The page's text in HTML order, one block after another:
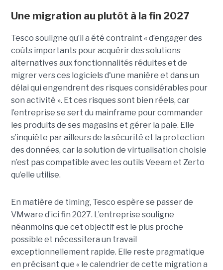
Une migration au plutôt à la fin 2027
Tesco souligne qu’il a été contraint « d’engager des
coûts importants pour acquérir des solutions
alternatives aux fonctionnalités réduites et de
migrer vers ces logiciels d'une manière et dans un
délai qui engendrent des risques considérables pour
son activité ». Et ces risques sont bien réels, car
l’entreprise se sert du mainframe pour commander
les produits de ses magasins et gérer la paie. Elle
s’inquiète par ailleurs de la sécurité et la protection
des données, car la solution de virtualisation choisie
n’est pas compatible avec les outils Veeam et Zerto
qu’elle utilise.
En matière de timing, Tesco espère se passer de
VMware d’ici fin 2027. L’entreprise souligne
néanmoins que cet objectif est le plus proche
possible et nécessitera un travail
exceptionnellement rapide. Elle reste pragmatique
en précisant que « le calendrier de cette migration a